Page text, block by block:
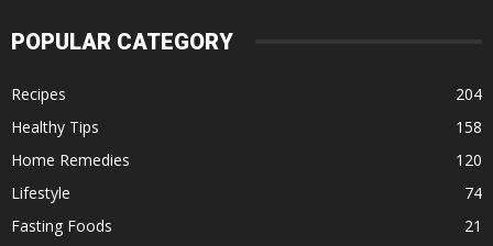
POPULAR CATEGORY
Recipes
204
Healthy Tips
158
Home Remedies
120
Lifestyle
74
Fasting Foods
21